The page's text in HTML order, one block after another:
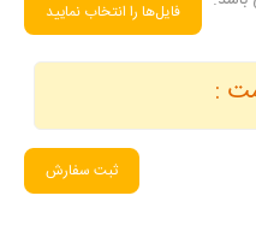
:
ثبت سفارش